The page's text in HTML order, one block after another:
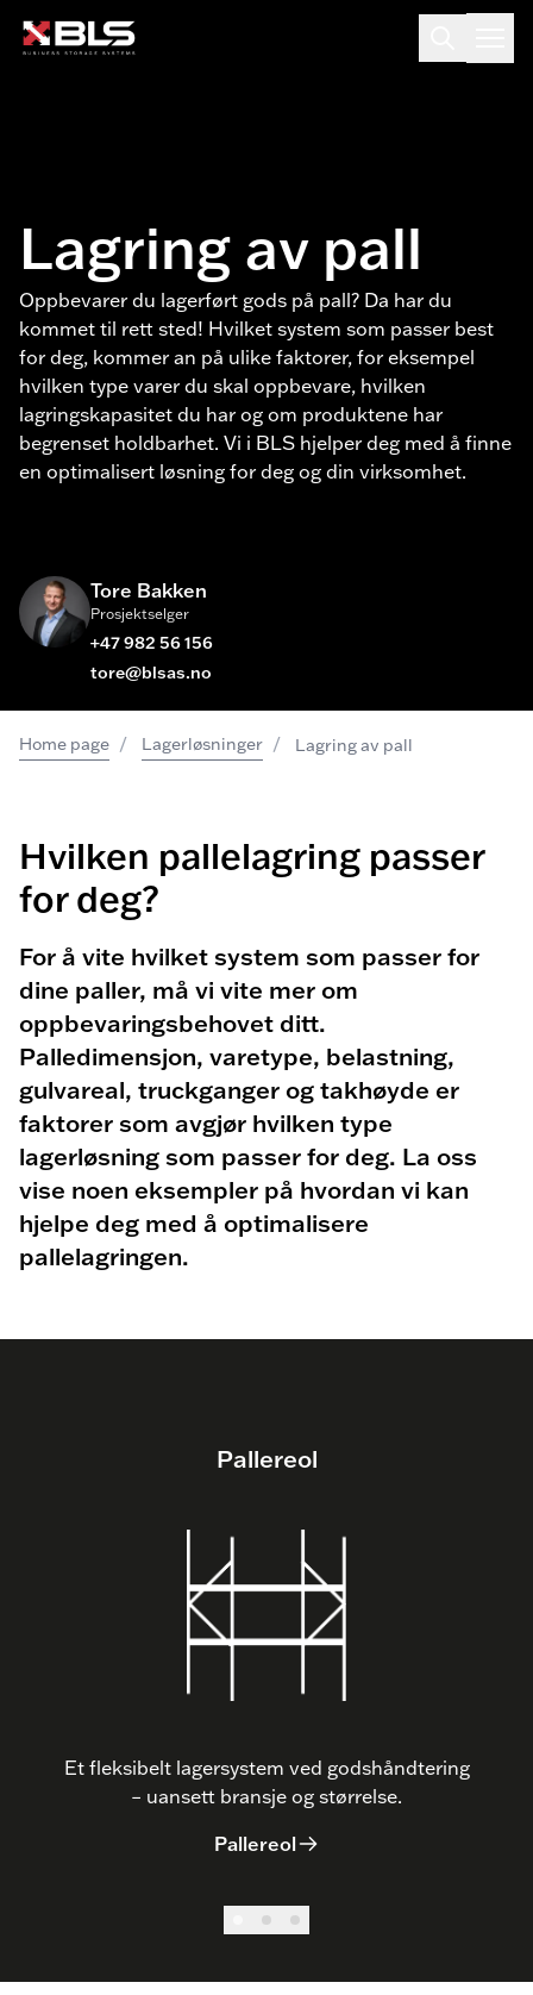
Lagring av pall
Oppbevarer du lagerført gods på pall? Da har du
kommet til rett sted! Hvilket system som passer best
for deg, kommer an på ulike faktorer, for eksempel
hvilken type varer du skal oppbevare, hvilken
lagringskapasitet du har og om produktene har
begrenset holdbarhet. Vi i BLS hjelper deg med å finne
en optimalisert løsning for deg og din virksomhet.
Tore Bakken
Prosjektselger
+47 982 56 156
tore@blsas.no
Home page / Lagerløsninger / Lagring av pall
Hvilken pallelagring passer
for deg?
For å vite hvilket system som passer for
dine paller, må vi vite mer om
oppbevaringsbehovet ditt.
Palledimensjon, varetype, belastning,
gulvareal, truckganger og takhøyde er
faktorer som avgjør hvilken type
lagerløsning som passer for deg. La oss
vise noen eksempler på hvordan vi kan
hjelpe deg med å optimalisere
pallelagringen.
Pallereol
Et fleksibelt lagersystem ved godshåndtering
– uansett bransje og størrelse.
Pallereol